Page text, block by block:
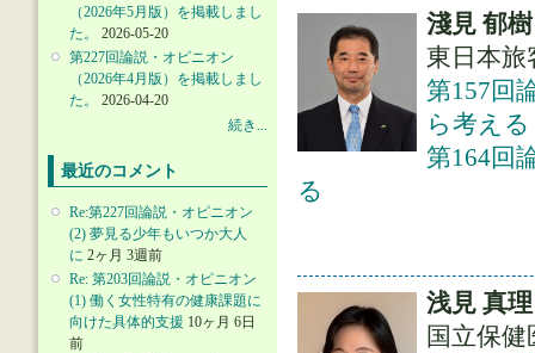
（2026年5月版）を掲載しまし
た。
2026-05-20
第227回論説・オピニオン
（2026年4月版）を掲載しまし
た。
2026-04-20
続き...
最近のコメント
Re:第227回論説・オピニオン
(2) 夢見る少年もいつか大人
に 2ヶ月 3週前
Re: 第203回論説・オピニオン
(1) 働く女性特有の健康課題に
向けた具体的支援 10ヶ月 6日
前
淺見 郁樹
東日本旅
第157回
ら考える
第164回
る
浅見 真理
国立保